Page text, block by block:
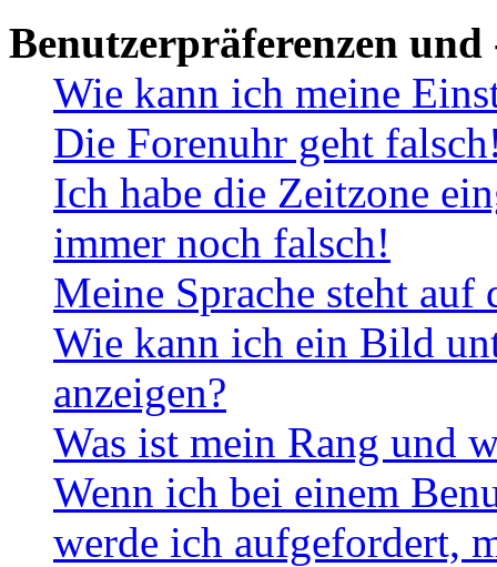
Benutzerpräferenzen und
Wie kann ich meine
Die Forenuhr geht
Ich habe die Zeitzone
immer noch falsch!
Meine Sprache steht
Wie kann ich ein Bild
anzeigen?
Was ist mein Rang und
Wenn ich bei einem
werde ich aufgefordert,